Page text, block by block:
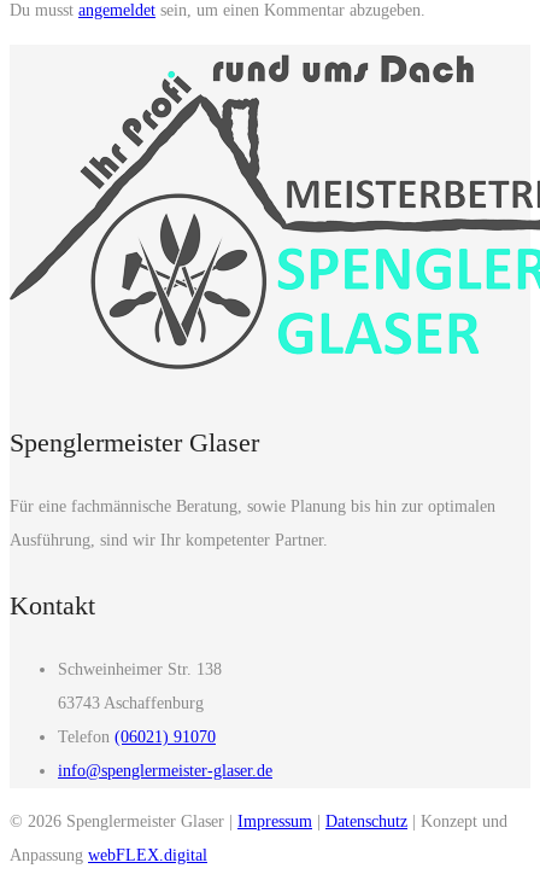
Du musst angemeldet sein, um einen Kommentar abzugeben.
Spenglermeister Glaser
Für eine fachmännische Beratung, sowie Planung bis hin zur optimalen
Ausführung, sind wir Ihr kompetenter Partner.
Kontakt
Schweinheimer Str. 138
63743 Aschaffenburg
Telefon (06021) 91070
info@spenglermeister-glaser.de
© 2026 Spenglermeister Glaser | Impressum Datenschutz | Konzept und
Anpassung webFLEX.digital